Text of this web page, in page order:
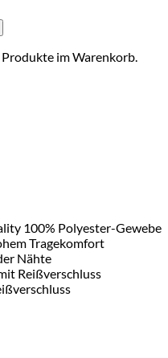
im Warenkorb.
100% Polyester-Gewebe
Tragekomfort
Nähte
Reißverschluss